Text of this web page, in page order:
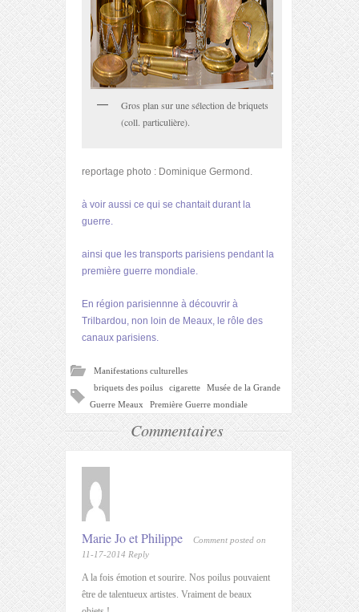
Gros plan sur une sélection de briquets
(coll. particulière).
reportage photo : Dominique Germond.
à voir aussi ce qui se chantait durant la
guerre.
ainsi que les transports parisiens pendant la
première guerre mondiale.
En région parisiennne à découvrir à
Trilbardou, non loin de Meaux, le rôle des
canaux parisiens.
Manifestations culturelles
briquets des poilus
cigarette
Musée de la Grande
Guerre Meaux
Première Guerre mondiale
Commentaires
Marie Jo et Philippe
Comment posted on
11-17-2014 Reply
A la fois émotion et sourire. Nos poilus pouvaient
être de talentueux artistes. Vraiment de beaux